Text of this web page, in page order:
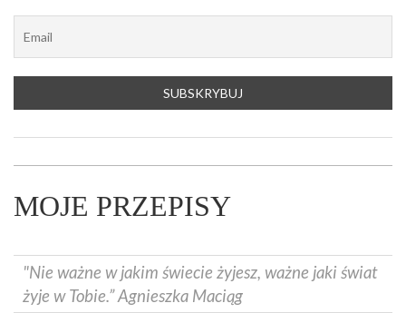
MOJE PRZEPISY
"Nie ważne w jakim świecie żyjesz, ważne jaki świat
żyje w Tobie.” Agnieszka Maciąg